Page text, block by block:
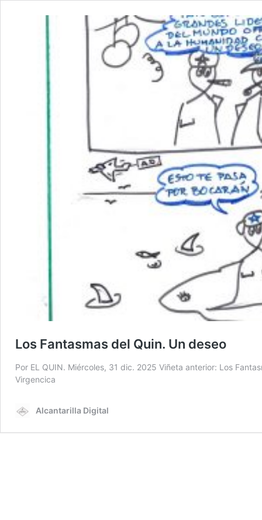
Los Fantasmas del Quin. Un deseo
Por EL QUIN. Miércoles, 31 dic. 2025 Viñeta anterior: Los
Virgencica
Alcantarilla Digital